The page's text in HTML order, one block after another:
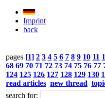
Imprint
back
pages [1] 2 3 4 5 6 7 8 9 10 11
68 69 70 71 72 73 74 75 76 77
124 125 126 127 128 129 130
read articles new thread
search for: